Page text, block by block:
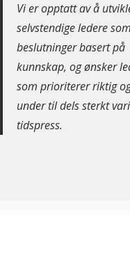
Vi er opptatt av å
selvstendige ledere
beslutninger basert på
kunnskap, og ønsker
som prioriterer riktig
under til dels sterkt
tidspress.